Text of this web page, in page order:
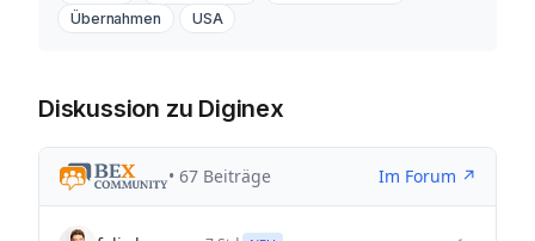
Übernahmen
USA
Diskussion zu Diginex